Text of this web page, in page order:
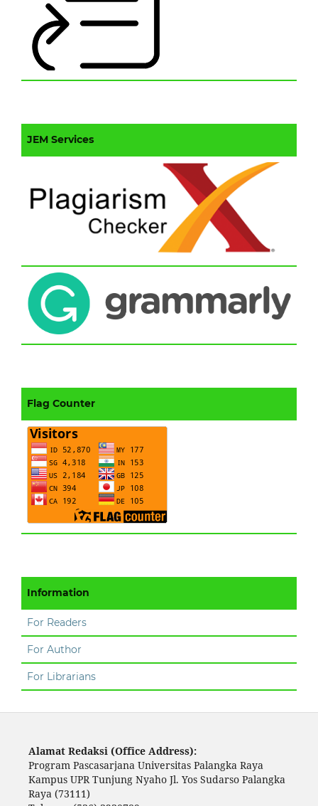
JEM Services
Flag Counter
Information
For Readers
For Author
For Librarians
Alamat Redaksi (Office Address):
Program Pascasarjana Universitas Palangka Raya
Kampus UPR Tunjung Nyaho Jl. Yos Sudarso Palangka
Raya (73111)